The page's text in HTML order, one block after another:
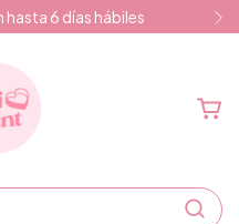
6 días hábiles